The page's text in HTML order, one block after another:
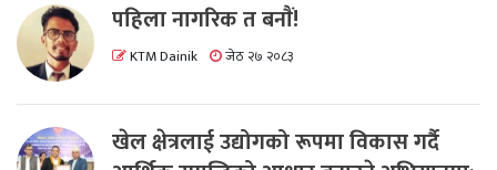
पहिला नागरिक त बनाैं!
KTM Dainik जेठ २७ २०८३
खेल क्षेत्रलाई उद्योगको रूपमा विकास गर्दै